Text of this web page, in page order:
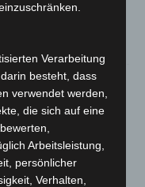
Oper im
Cloud-
Verarbeitung
besteht, dass
verwendet werden,
die sich auf eine
Arbeitsleistung,
persönlicher
Verhalten,